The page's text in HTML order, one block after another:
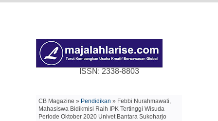
ISSN: 2338-8803
CB Magazine » Pendidikan » Febbi Nurahmawati,
Mahasiswa Bidikmisi Raih IPK Tertinggi Wisuda
Periode Oktober 2020 Univet Bantara Sukoharjo